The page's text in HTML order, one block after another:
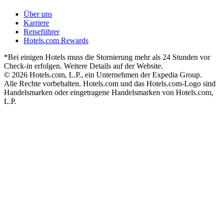
Über uns
Karriere
Reiseführer
Hotels.com Rewards
*Bei einigen Hotels muss die Stornierung mehr als 24 Stunden vor
Check-in erfolgen. Weitere Details auf der Website.
© 2026 Hotels.com, L.P., ein Unternehmen der Expedia Group.
Alle Rechte vorbehalten. Hotels.com und das Hotels.com-Logo sind
Handelsmarken oder eingetragene Handelsmarken von Hotels.com,
L.P.